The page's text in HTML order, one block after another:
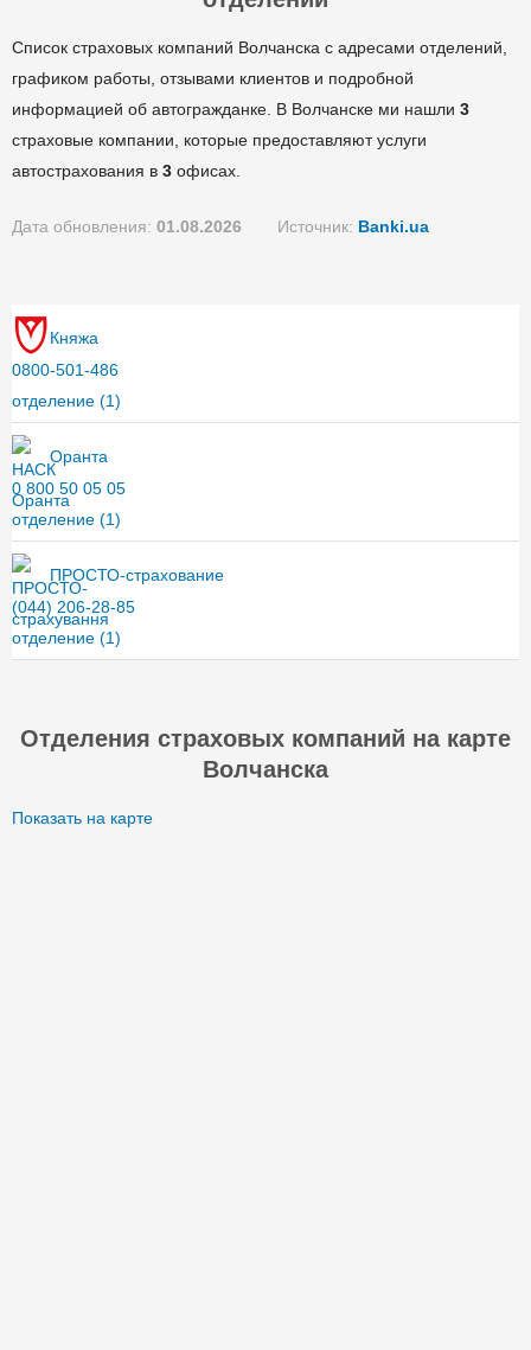
Список страховых компаний Волчанска с адресами отделений,
графиком работы, отзывами клиентов и подробной
информацией об автогражданке. В Волчанске ми нашли 3
страховые компании, которые предоставляют услуги
автострахования в 3 офисах.
Дата обновления: 01.08.2026 Источник: Banki.ua
Княжа
0800-501-486
отделение (1)
Оранта
0 800 50 05 05
отделение (1)
ПРОСТО-страхование
(044) 206-28-85
отделение (1)
Отделения страховых компаний на карте
Волчанска
Показать на карте